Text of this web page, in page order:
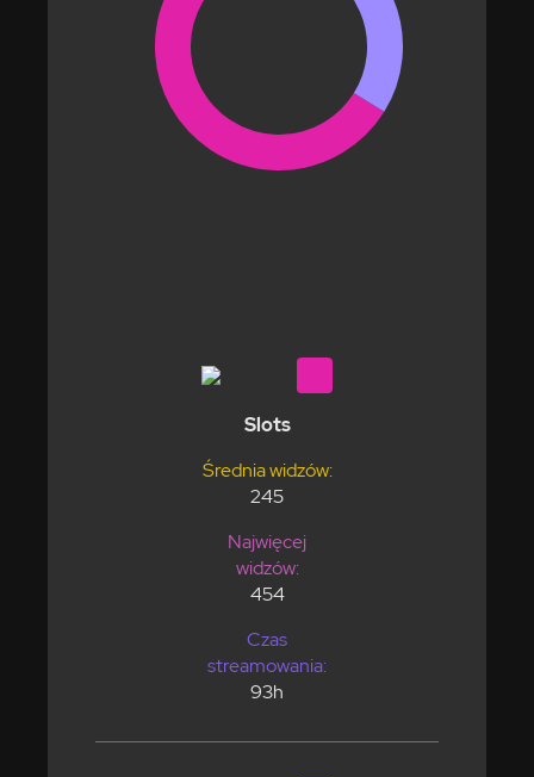
Slots
Średnia widzów:
245
Najwięcej
widzów:
454
Czas
streamowania:
93h